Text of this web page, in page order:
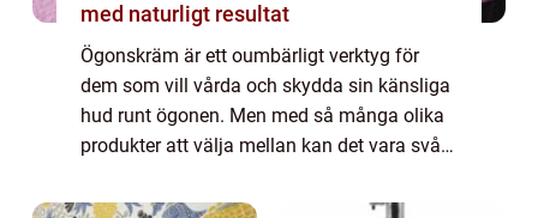
med naturligt resultat
Ögonskräm är ett oumbärligt verktyg för
dem som vill vårda och skydda sin känsliga
hud runt ögonen. Men med så många olika
produkter att välja mellan kan det vara svårt
en grundig översikt över test av...